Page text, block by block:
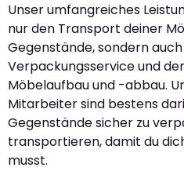
Unser umfangreiches
nur den Transport deiner
Gegenstände, sondern
Verpackungsservice und
Möbelaufbau und -abbau.
Mitarbeiter sind bestens
Gegenstände sicher zu
transportieren, damit du
musst.